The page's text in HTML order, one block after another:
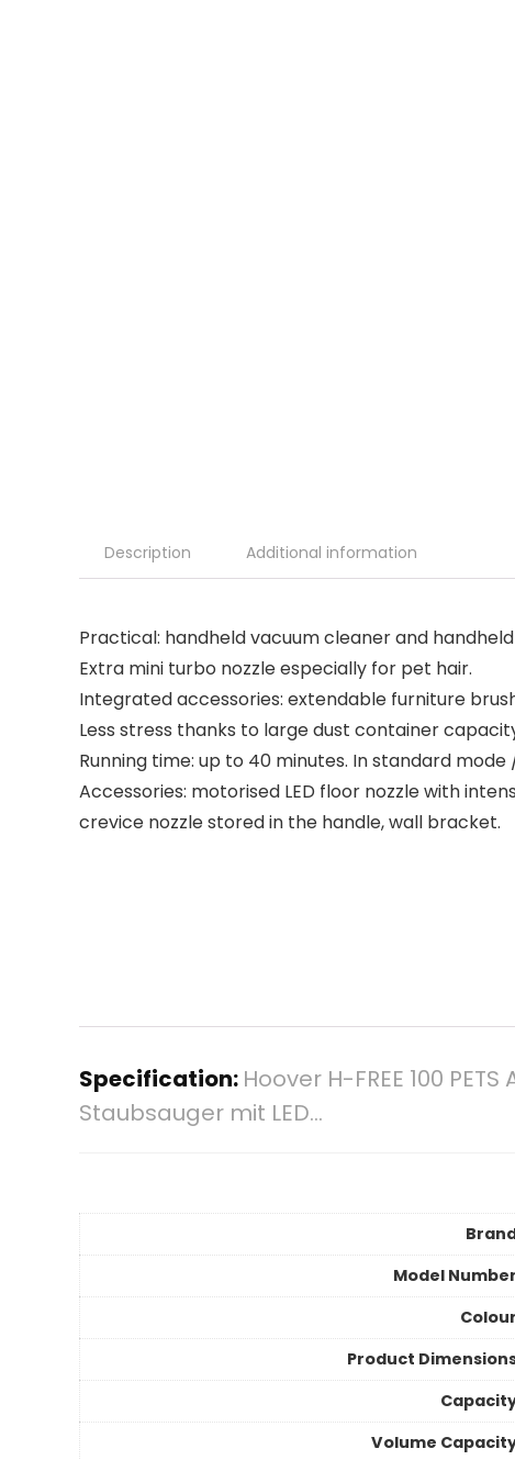
Description Additional information
Practical: handheld vacuum cleaner and
Extra mini turbo nozzle especially for pet hair.
Integrated accessories: extendable furniture
Less stress thanks to large dust container
Running time: up to 40 minutes. In standard
Accessories: motorised LED floor nozzle with
crevice nozzle stored in the handle, wall bracket.
Specification: Hoover H-FREE 100
Staubsauger mit LED…
Model Number
Colour
Product
Volume